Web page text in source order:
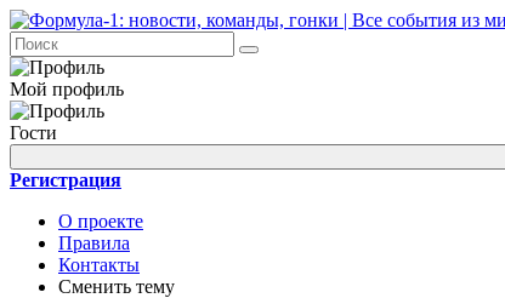
Мой профиль
Гости
Регистрация
О проекте
Правила
Контакты
Сменить тему